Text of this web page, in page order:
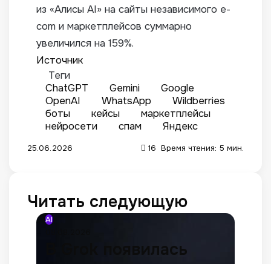
из «Алисы AI» на сайты независимого e-
com и маркетплейсов суммарно
увеличился на 159%.
Источник
Теги
ChatGPT
Gemini
Google
OpenAI
WhatsApp
Wildberries
боты
кейсы
маркетплейсы
нейросети
спам Яндекс
25.06.2026 16 Время чтения: 5 мин.
Читать следующую
AI
В Grok появилась